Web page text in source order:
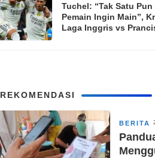
Tuchel: “Tak Satu Pun
Pemain Ingin Main”,
Laga Inggris vs
REKOMENDASI
BERITA